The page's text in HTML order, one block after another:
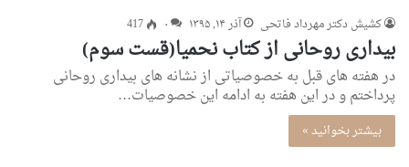
کشیش دکتر مهرداد فاتحی آذر ۱۴, ۱۳۹۵ ۰ 417
بیداری روحانی از کتاب نحمیا(قست سوم)
در هفته های قبل به خصوصیاتی از نشانه های بیداری روحانی
پرداختم و در این هفته به ادامه این خصوصیات…
بیشتر بخوانید »